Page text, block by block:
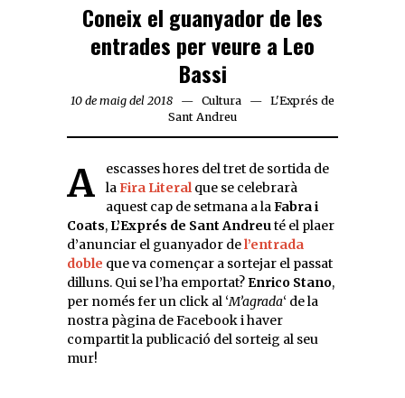
Coneix el guanyador de les
entrades per veure a Leo
Bassi
10 de maig del 2018 Cultura
L'Exprés de
Sant Andreu
A escasses hores del tret de sortida de laFira Literalque se celebrarà
aquest cap de setmana a laFabra i
Coats, L’Exprés de Sant Andreuté el plaer
d’anunciar el guanyador del’entrada
doble que va començar a sortejar el passat
dilluns. Qui se l’ha emportat?Enrico Stano,
per només fer un click al ‘M’agrada‘ de la
nostra pàgina de Facebook i haver
compartit la publicació del sorteig al seu
mur!